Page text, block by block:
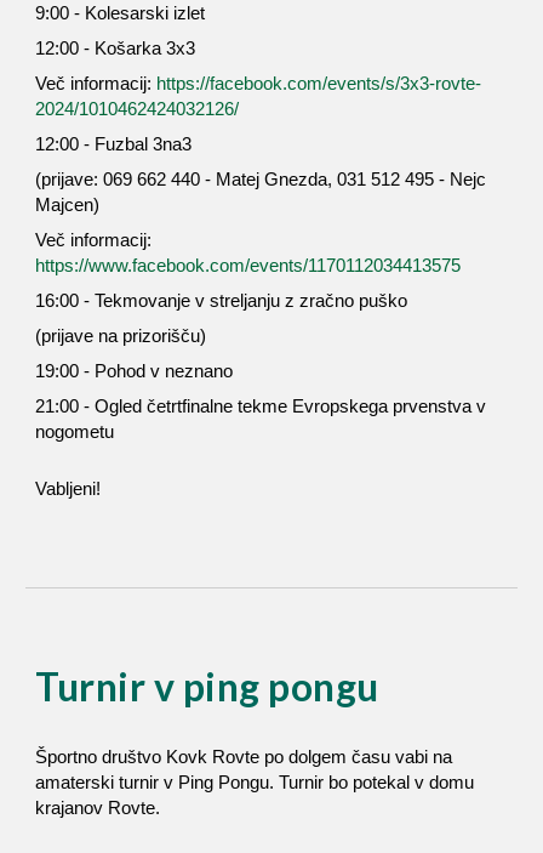
9:00 - Kolesarski izlet
12:00 - Košarka 3x3
Več informacij: https://facebook.com/events/s/3x3-rovte-
2024/1010462424032126/
12:00 - Fuzbal 3na3
(prijave: 069 662 440 - Matej Gnezda, 031 512 495 - Nejc
Majcen)
Več informacij:
https://www.facebook.com/events/1170112034413575
16:00 - Tekmovanje v streljanju z zračno puško
(prijave na prizorišču)
19:00 - Pohod v neznano
21:00 - Ogled četrtfinalne tekme Evropskega prvenstva v
nogometu
Vabljeni!
Turnir v ping pongu
Športno društvo Kovk Rovte po dolgem času vabi na
amaterski turnir v Ping Pongu. Turnir bo potekal v domu
krajanov Rovte.